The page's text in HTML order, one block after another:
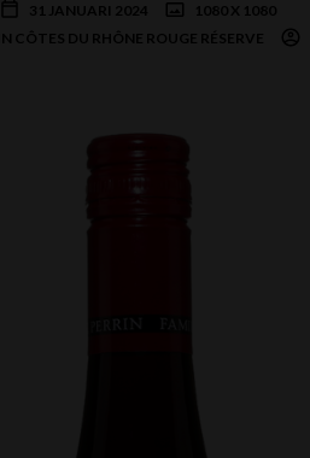
31 JANUARI 2024
1080 X 1080
CÔTES DU RHÔNE ROUGE RÉSERVE